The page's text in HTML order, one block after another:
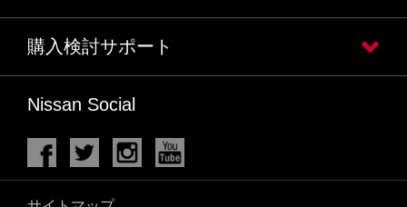
購入検討サポート
Nissan Social